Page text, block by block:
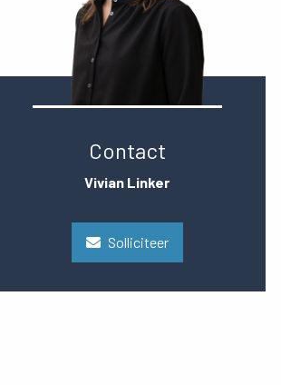
Contact
Vivian Linker
Solliciteer